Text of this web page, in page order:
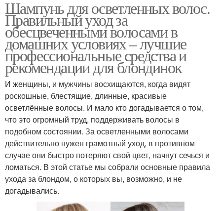
Шампунь для осветленных волос.
Правильный уход за
обесцвеченными волосами в
домашних условиях – лучшие
профессиональные средства и
рекомендации для блондинок
И женщины, и мужчины восхищаются, когда видят
роскошные, блестящие, длинные, красивые
осветлённые волосы. И мало кто догадывается о том,
что это огромный труд, поддерживать волосы в
подобном состоянии. За осветленными волосами
действительно нужен грамотный уход, в противном
случае они быстро потеряют свой цвет, начнут сечься и
ломаться. В этой статье мы собрали основные правила
ухода за блондом, о которых вы, возможно, и не
догадывались.